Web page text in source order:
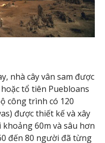
nhà cây vân sam được
tổ tiên Puebloans
công trình có 120
được thiết kế và xây
60m và sâu hơn
đến 80 người đã từng